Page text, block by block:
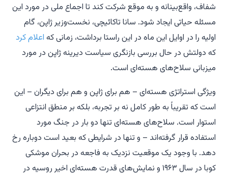
شفاف، واقع‌بینانه و به موقع شرکت کند تا اجماع ملی در مورد این
مسئله حیاتی ایجاد شود. سانا تاكائیچی، نخست‌وزیر ژاپن، گام
اولیه را در اوایل این ماه در این راستا برداشت، زمانی که اعلام کرد
که دولتش در حال بررسی بازنگری سیاست دیرینه ژاپن در مورد
میزبانی سلاح‌های هسته‌ای است.
ویژگی استراتژی هسته‌ای – هم برای ژاپن و هم برای دیگران – این
است که تقریباً به طور کامل نه بر تجربه، بلکه بر منطق انتزاعی
استوار است. سلاح‌های هسته‌ای تنها دو بار در جنگ مورد
استفاده قرار گرفته‌اند – و تنها در شرایطی که بعید است دوباره رخ
دهد. با وجود یک موقعیت نزدیک به فاجعه در بحران موشکی
کوبا در سال ۱۹۶۳ و نمایش‌های قدرت هسته‌ای اخیر روسیه در